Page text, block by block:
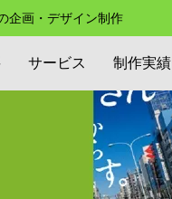
企画・デザイン制作
サービス 制作実績